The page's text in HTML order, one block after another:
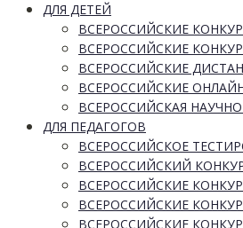
ДЛЯ ДЕТЕЙ
ВСЕРОССИЙСКИЕ
ВСЕРОССИЙСКИЕ
ВСЕРОССИЙСКИЕ
ВСЕРОССИЙСКИЕ
ВСЕРОССИЙСКАЯ
ДЛЯ ПЕДАГОГОВ
ВСЕРОССИЙСКОЕ
ВСЕРОССИЙСКИЙ
ВСЕРОССИЙСКИЕ
ВСЕРОССИЙСКИЕ
ВСЕРОССИЙСКИЕ